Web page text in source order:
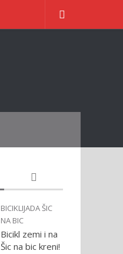
BICIKLIJADA ŠIC
NA BIC
Bicikl zemi i na
Šic na bic kreni!